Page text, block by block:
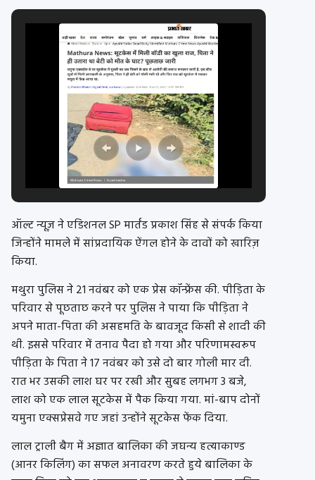
ऑल्ट न्यूज़ ने एडिशनल SP मार्तंड प्रकाश सिंह से संपर्क किया
जिन्होंने मामले में सांप्रदायिक ऐंगल होने के दावों को खारिज़
किया.
मथुरा पुलिस ने 21 नवंबर को एक प्रेस कॉन्फ्रेंस की. पीड़िता के
परिवार से पूछताछ करने पर पुलिस ने पाया कि पीड़िता ने
अपने माता-पिता की असहमति के बावजूद किसी से शादी की
थी. इससे परिवार में तनाव पैदा हो गया और परिणामस्वरूप
पीड़िता के पिता ने 17 नवंबर को उसे दो बार गोली मार दी.
रात भर उसकी लाश घर पर रखी और सुबह लगभग 3 बजे,
लाश को एक लाल सूटकेस में पैक किया गया. मां-बाप दोनों
यमुना एक्सप्रेसवे गए जहां उन्होंने सूटकेस फेंक दिया.
लाल ट्राली बैग में अज्ञात बालिका की जघन्य हत्याकाण्ड
(आनर किलिंग) का सफल अनावरण करते हुये बालिका के